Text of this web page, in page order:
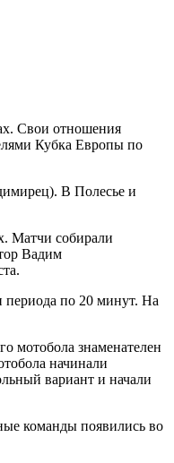
Свои отношения
Кубка Европы по
В Полесье и
Матчи собирали
Вадим
по 20 минут. На
мотобола знаменателен
начинали
вариант и начали
команды появились во